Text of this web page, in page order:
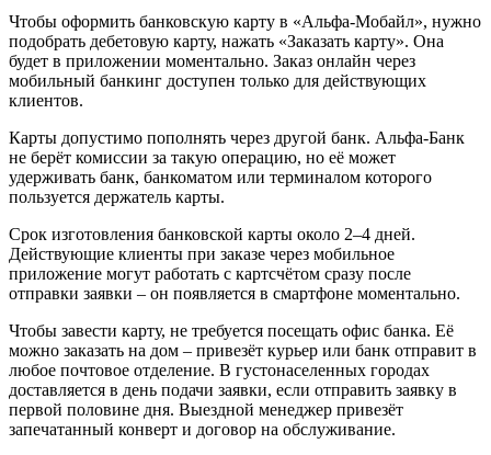
Чтобы оформить банковскую карту в «Альфа-Мобайл», нужно
подобрать дебетовую карту, нажать «Заказать карту». Она
будет в приложении моментально. Заказ онлайн через
мобильный банкинг доступен только для действующих
клиентов.
Карты допустимо пополнять через другой банк. Альфа-Банк
не берёт комиссии за такую операцию, но её может
удерживать банк, банкоматом или терминалом которого
пользуется держатель карты.
Срок изготовления банковской карты около 2–4 дней.
Действующие клиенты при заказе через мобильное
приложение могут работать с картсчётом сразу после
отправки заявки – он появляется в смартфоне моментально.
Чтобы завести карту, не требуется посещать офис банка. Её
можно заказать на дом – привезёт курьер или банк отправит в
любое почтовое отделение. В густонаселенных городах
доставляется в день подачи заявки, если отправить заявку в
первой половине дня. Выездной менеджер привезёт
запечатанный конверт и договор на обслуживание.